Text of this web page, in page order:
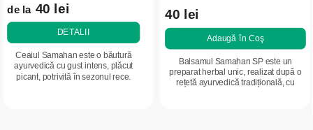
de la40 lei
DETALII
Ceaiul Samahan este o băutură
ayurvedică cu gust intens, plăcut
picant, potrivită în sezonul rece.
40 lei
Adaugă în Coş
Balsamul Samahan SP este un
preparat herbal unic, realizat după o
rețetă ayurvedică tradițională, cu